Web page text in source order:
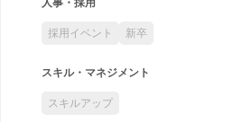
採用イベント 新卒
スキル・マネジメント
スキルアップ